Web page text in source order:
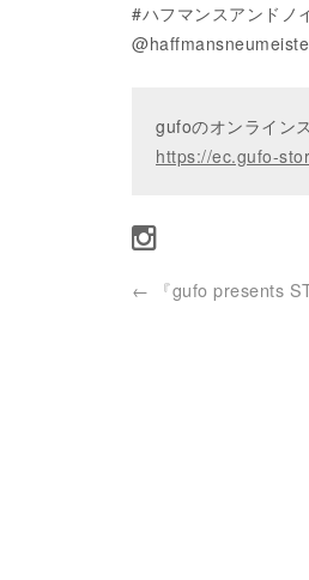
#ハフマンスアンドノ
gufoのオンライン
https://ec.gufo-
← 『gufo presents